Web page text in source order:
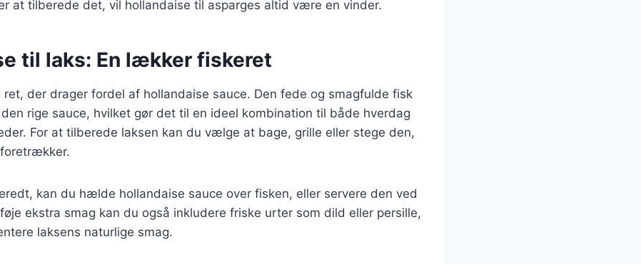
at tilberede det, vil hollandaise til asparges altid være en vinder.
til laks: En lækker fiskeret
ret, der drager fordel af hollandaise sauce. Den fede og smagfulde fisk
rige sauce, hvilket gør det til en ideel kombination til både hverdag
For at tilberede laksen kan du vælge at bage, grille eller stege den,
kan du hælde hollandaise sauce over fisken, eller servere den ved
ekstra smag kan du også inkludere friske urter som dild eller persille,
laksens naturlige smag.